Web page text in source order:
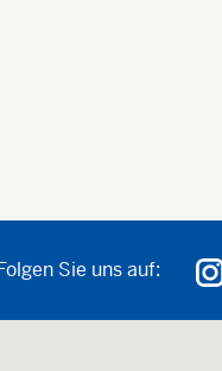
Sie uns auf: